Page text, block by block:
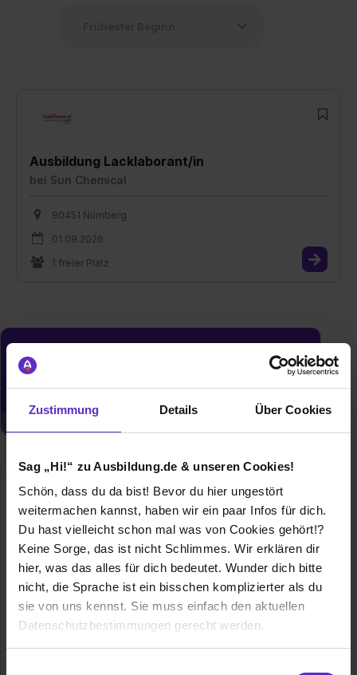
Zustimmung Details Über Cookies
Sag „Hi!“ zu Ausbildung.de & unseren Cookies!
Schön, dass du da bist! Bevor du hier ungestört
weitermachen kannst, haben wir ein paar Infos für dich.
Du hast vielleicht schon mal was von Cookies gehört!?
Keine Sorge, das ist nicht Schlimmes. Wir erklären dir
hier, was das alles für dich bedeutet. Wunder dich bitte
nicht, die Sprache ist ein bisschen komplizierter als du
sie von uns kennst. Sie muss einfach den aktuellen
Datenschutzbestimmungen gerecht werden.
Ausbildung Lacklaborant/in
bei Sun Chemical
90451 Nürnberg
01.09.2026
1 freier Platz
Du möchtest neue Stellen automatisch
zugeschickt bekommen?
Sun Chemical
Kaiser-Wilhelm-Straße 5
67059 Ludwigshafen am Rhein